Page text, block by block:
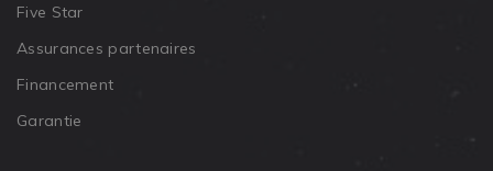
Five Star
Assurances partenaires
Financement
Garantie